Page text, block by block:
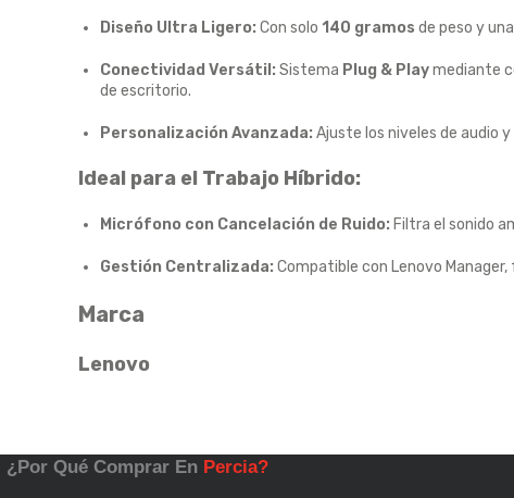
Diseño Ultra Ligero: Con solo 140 gramos de peso y
Conectividad Versátil: Sistema Plug & Playmediante
de escritorio.
Personalización Avanzada: Ajuste los niveles de audio
Ideal para el Trabajo Híbrido:
Micrófono con Cancelación de Ruido: Filtra el sonido
Gestión Centralizada: Compatible con Lenovo
Marca
Lenovo
¿Por Qué Comprar En Percia?